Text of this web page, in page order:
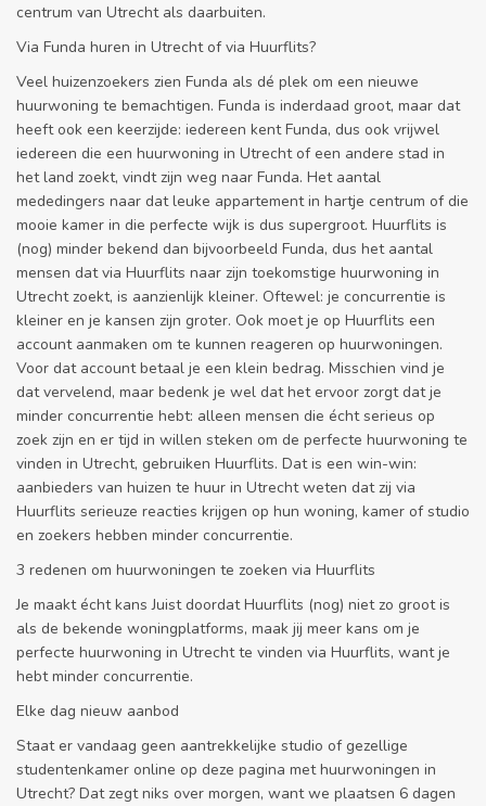
centrum van Utrecht als daarbuiten.
Via Funda huren in Utrecht of via Huurflits?
Veel huizenzoekers zien Funda als dé plek om een nieuwe
huurwoning te bemachtigen. Funda is inderdaad groot, maar dat
heeft ook een keerzijde: iedereen kent Funda, dus ook vrijwel
iedereen die een huurwoning in Utrecht of een andere stad in
het land zoekt, vindt zijn weg naar Funda. Het aantal
mededingers naar dat leuke appartement in hartje centrum of die
mooie kamer in die perfecte wijk is dus supergroot. Huurflits is
(nog) minder bekend dan bijvoorbeeld Funda, dus het aantal
mensen dat via Huurflits naar zijn toekomstige huurwoning in
Utrecht zoekt, is aanzienlijk kleiner. Oftewel: je concurrentie is
kleiner en je kansen zijn groter. Ook moet je op Huurflits een
account aanmaken om te kunnen reageren op huurwoningen.
Voor dat account betaal je een klein bedrag. Misschien vind je
dat vervelend, maar bedenk je wel dat het ervoor zorgt dat je
minder concurrentie hebt: alleen mensen die écht serieus op
zoek zijn en er tijd in willen steken om de perfecte huurwoning te
vinden in Utrecht, gebruiken Huurflits. Dat is een win-win:
aanbieders van huizen te huur in Utrecht weten dat zij via
Huurflits serieuze reacties krijgen op hun woning, kamer of studio
en zoekers hebben minder concurrentie.
3 redenen om huurwoningen te zoeken via Huurflits
Je maakt écht kans Juist doordat Huurflits (nog) niet zo groot is
als de bekende woningplatforms, maak jij meer kans om je
perfecte huurwoning in Utrecht te vinden via Huurflits, want je
hebt minder concurrentie.
Elke dag nieuw aanbod
Staat er vandaag geen aantrekkelijke studio of gezellige
studentenkamer online op deze pagina met huurwoningen in
Utrecht? Dat zegt niks over morgen, want we plaatsen 6 dagen